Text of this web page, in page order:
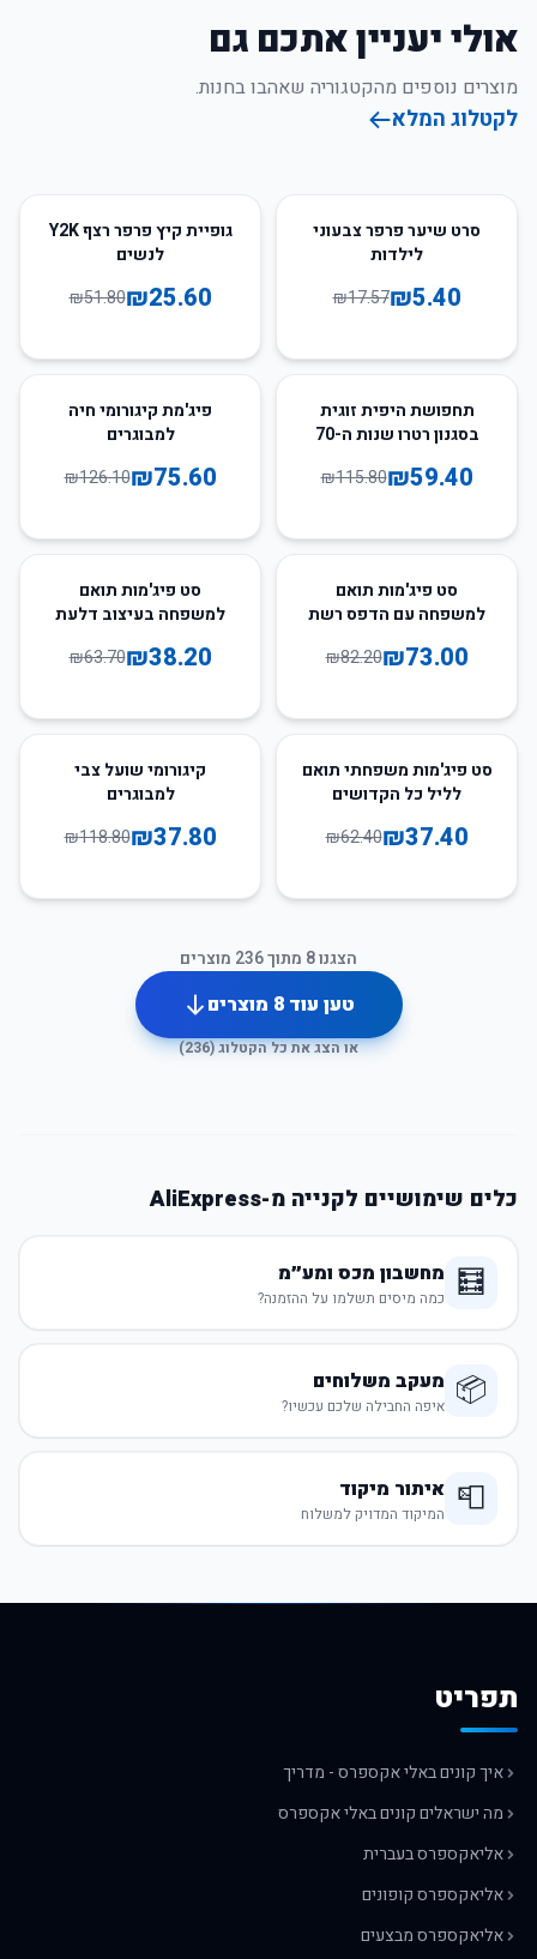
אולי יעניין אתכם גם
מוצרים נוספים מהקטגוריה שאהבו בחנות.
לקטלוג המלא
69
סרט שיער פרפר צבעוני
לילדות
₪5.40
₪17.57
51%
גופיית קיץ פרפר רצף Y2K
לנשים
₪25.60
₪51.80
49תחפושת היפית זוגית
בסגנון רטרו שנות ה-70
₪59.40
₪115.80
פיג'מת קיגורומי חיה
למבוגרים
₪75.60
₪126.10
סט פיג'מות תואם
למשפחה עם הדפס רשת
₪73.00
₪82.20
סט פיג'מות תואם
למשפחה בעיצוב דלעת
₪38.20
₪63.70
40%סט פיג'מות משפחתי תואם
לליל כל הקדושים
₪37.40
₪62.40
קיגורומי שועל צבי
למבוגרים
₪37.80
₪118.80
הצגנו8 מתוך236 מוצרים
טען עוד8 מוצרים
או הצג את כל הקטלוג (236
)
כלים שימושיים לקנייה מ-AliExpress
🧮 מחשבון מכס ומע״מ
כמה מיסים תשלמו על ההזמנה?
📦 מעקב משלוחים
איפה החבילה שלכם עכשיו?
📮 איתור מיקוד
המיקוד המדויק למשלוח
תפריט
איך קונים באלי אקספרס - מדריך
מה ישראלים קונים באלי אקספרס
אליאקספרס בעברית
אליאקספרס קופונים
אליאקספרס מבצעים